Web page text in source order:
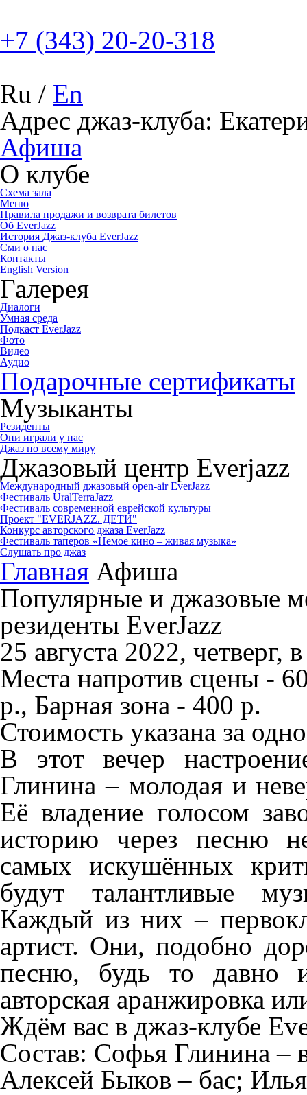
+7 (343) 20-20-318
Ru / En
Адрес джаз-клуба:
Афиша
О клубе
Схема зала
Меню
Правила продажи и возврата билетов
Об EverJazz
История Джаз-клуба EverJazz
Сми о нас
Контакты
English Version
Галерея
Диалоги
Умная среда
Подкаст EverJazz
Фото
Видео
Аудио
Подарочные сертификаты
Музыканты
Резиденты
Они играли у нас
Джаз по всему миру
Джазовый центр Everjazz
Международный джазовый open-air EverJazz
Фестиваль UralTerraJazz
Фестиваль современной еврейской культуры
Проект "EVERJAZZ. ДЕТИ"
Конкурс авторского джаза EverJazz
Фестиваль таперов «Немое кино – живая музыка»
Слушать про джаз
Главная Афиша
Популярные и джазовые
резиденты EverJazz
25 августа 2022, четверг,
Места напротив сцены -
р., Барная зона - 400 р.
Стоимость указана за
В этот вечер
Глинина –молодая и
Её владение голосом
историю через песню
самых искушённых
будут талантливые
Каждый из них –
артист. Они, подобно
песню, будь то давно
авторская аранжировка
Ждём вас в джаз-клубе
Состав: Софья Глинина –
Алексей Быков – бас;